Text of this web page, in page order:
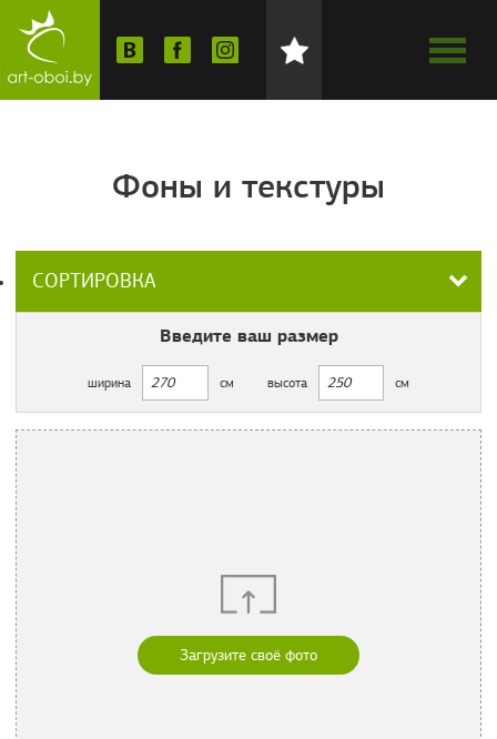
Фоны и текстуры
СОРТИРОВКА
Введите ваш размер
ширина см высота см
Загрузите своё фото